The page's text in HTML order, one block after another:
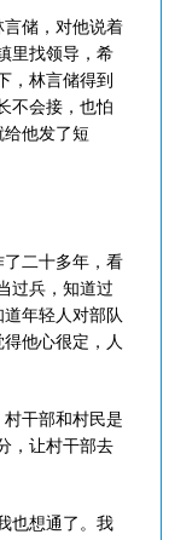
储，对他说着
里找领导，希
，林言储得到
不会接，也怕
他发了短
二十多年，看
过兵，知道过
年轻人对部队
他心很定，人
干部和村民是
，让村干部去
也想通了。我